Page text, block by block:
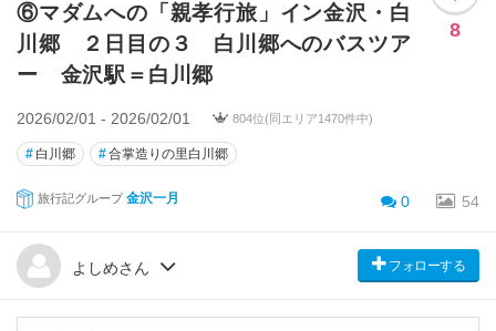
⑥マダムへの「親孝行旅」イン金沢・白
川郷 ２日目の３ 白川郷へのバスツア
ー 金沢駅＝白川郷
8
2026/02/01 - 2026/02/01 804位(同エリア1470件中)
# 白川郷 #合掌造りの里白川郷
旅行記グループ 金沢一月 0 54
よしめさん フォローする